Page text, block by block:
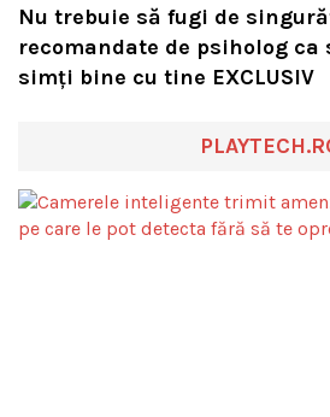
Nu trebuie să fugi de
recomandate de psiholog ca
simți bine cu tine EXCLUSIV